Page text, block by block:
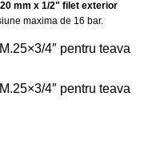
mm x 1/2" filet exterior
maxima de 16 bar.